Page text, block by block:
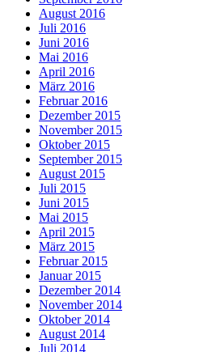
August 2016
Juli 2016
Juni 2016
Mai 2016
April 2016
März 2016
Februar 2016
Dezember 2015
November 2015
Oktober 2015
September 2015
August 2015
Juli 2015
Juni 2015
Mai 2015
April 2015
März 2015
Februar 2015
Januar 2015
Dezember 2014
November 2014
Oktober 2014
August 2014
Juli 2014